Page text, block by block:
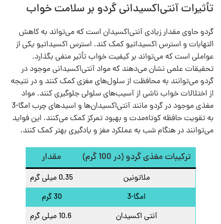
تأثیرات آنتی‌اکسیدانی گردو بر سلامت خواب
گردو حاوی مقدار زیادی آنتی‌اکسیدان است که می‌تواند به کاهش
التهابات و استرس اکسیداتیو کمک کند. استرس اکسیداتیو یکی از
عواملی است که می‌تواند بر کیفیت خواب تأثیر منفی بگذارد.
تحقیقات علمی نشان می‌دهند که مواد آنتی‌اکسیدانی موجود در
گردو می‌توانند به محافظت از سلول‌های مغزی کمک کنند و در نتیجه
از اختلالات خواب ناشی از آسیب‌های سلولی جلوگیری کنند. مواد
مغذی موجود در گردو مانند آنتی‌اکسیدان‌ها و اسیدهای چرب امگا-3
به تقویت حافظه کوتاه‌مدت و بهبود تمرکز کمک می‌کنند. این فواید
می‌توانند در هنگام شب به عملکرد مغز و یادگیری بهتر کمک کنند.
ترکیبات مغذی گردو (در 100 گرم) مقدار
ملاتونین
0.35 میلی گرم
امگا-3
30 گرم
آنتی اکسیدان
10.6 میلی گرم